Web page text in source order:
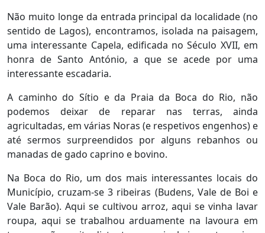
Não muito longe da entrada principal da localidade (no
sentido de Lagos), encontramos, isolada na paisagem,
uma interessante Capela, edificada no Século XVII, em
honra de Santo António, a que se acede por uma
interessante escadaria.
A caminho do Sítio e da Praia da Boca do Rio, não
podemos deixar de reparar nas terras, ainda
agricultadas, em várias Noras (e respetivos engenhos) e
até sermos surpreendidos por alguns rebanhos ou
manadas de gado caprino e bovino.
Na Boca do Rio, um dos mais interessantes locais do
Município, cruzam-se 3 ribeiras (Budens, Vale de Boi e
Vale Barão). Aqui se cultivou arroz, aqui se vinha lavar
roupa, aqui se trabalhou arduamente na lavoura em